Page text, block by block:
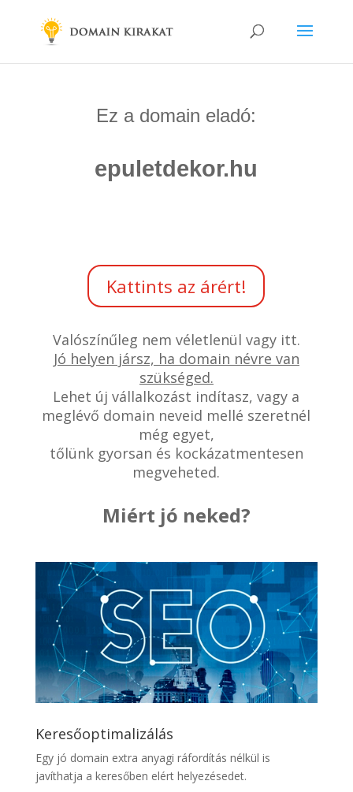
Ez a domain eladó:
epuletdekor.hu
Kattints az árért!
Valószínűleg nem véletlenül vagy itt.
Jó helyen jársz, ha domain névre van
szükséged.
Lehet új vállalkozást indítasz, vagy a
meglévő domain neveid mellé szeretnél
még egyet,
tőlünk gyorsan és kockázatmentesen
megveheted.
Miért jó neked?
Keresőoptimalizálás
Egy jó domain extra anyagi ráfordítás nélkül is
javíthatja a keresőben elért helyezésedet.